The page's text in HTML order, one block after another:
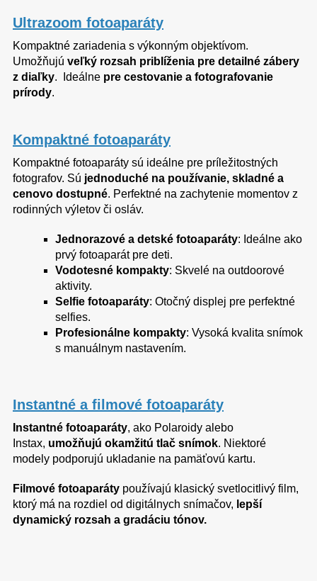
Ultrazoom fotoaparáty
Kompaktné zariadenia s výkonným objektívom.
Umožňujú veľký rozsah priblíženia pre detailné zábery
z diaľky. Ideálne pre cestovanie a fotografovanie
prírody.
Kompaktné fotoaparáty
Kompaktné fotoaparáty sú ideálne pre príležitostných
fotografov. Sú jednoduché na používanie, skladné a
cenovo dostupné. Perfektné na zachytenie momentov z
rodinných výletov či osláv.
Jednorazové a detské fotoaparáty: Ideálne ako
prvý fotoaparát pre deti.
Vodotesné kompakty: Skvelé na outdoorové
aktivity.
Selfie fotoaparáty: Otočný displej pre perfektné
selfies.
Profesionálne kompakty: Vysoká kvalita snímok
s manuálnym nastavením.
Instantné a filmové fotoaparáty
Instantné fotoaparáty, ako Polaroidy alebo
Instax, umožňujú okamžitú tlač snímok. Niektoré
modely podporujú ukladanie na pamäťovú kartu.
Filmové fotoaparáty používajú klasický svetlocitlivý film,
ktorý má na rozdiel od digitálnych snímačov, lepší
dynamický rozsah a gradáciu tónov.